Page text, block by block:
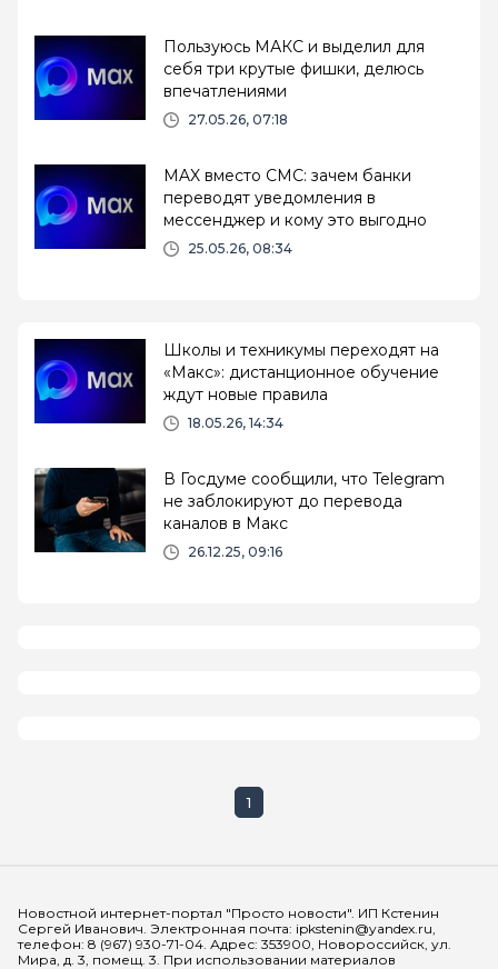
Пользуюсь МАКС и выделил для
себя три крутые фишки, делюсь
впечатлениями
27.05.26, 07:18
MAX вместо СМС: зачем банки
переводят уведомления в
мессенджер и кому это выгодно
25.05.26, 08:34
Школы и техникумы переходят на
«Макс»: дистанционное обучение
ждут новые правила
18.05.26, 14:34
В Госдуме сообщили, что Telegram
не заблокируют до перевода
каналов в Макс
26.12.25, 09:16
1
Новостной интернет-портал "Просто новости". ИП Кстенин
Сергей Иванович. Электронная почта: ipkstenin@yandex.ru,
телефон: 8 (967) 930-71-04. Адрес: 353900, Новороссийск, ул.
Мира, д. 3, помещ. 3. При использовании материалов